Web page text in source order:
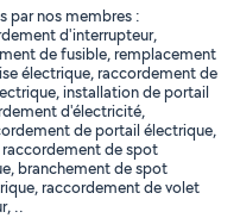
par nos membres :
d'interrupteur,
de fusible, remplacement
électrique, raccordement de
installation de portail
d'électricité,
de portail électrique,
de spot
branchement de spot
raccordement de volet
..